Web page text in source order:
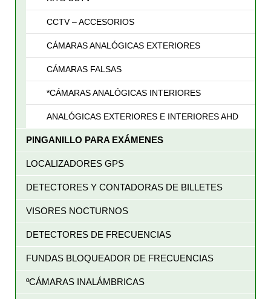
CCTV – ACCESORIOS
CÁMARAS ANALÓGICAS EXTERIORES
CÁMARAS FALSAS
*CÁMARAS ANALÓGICAS INTERIORES
ANALÓGICAS EXTERIORES E INTERIORES AHD
PINGANILLO PARA EXÁMENES
LOCALIZADORES GPS
DETECTORES Y CONTADORAS DE BILLETES
VISORES NOCTURNOS
DETECTORES DE FRECUENCIAS
FUNDAS BLOQUEADOR DE FRECUENCIAS
ºCÁMARAS INALÁMBRICAS